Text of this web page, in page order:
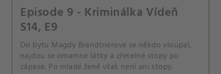
Episode 9 - Kriminálka Vídeň
S14, E9
Do bytu Magdy Brandtnerové se někdo vloupal,
najdou se omamné látky a zřetelné stopy po
zápase. Po mladé ženě však není ani stopy.